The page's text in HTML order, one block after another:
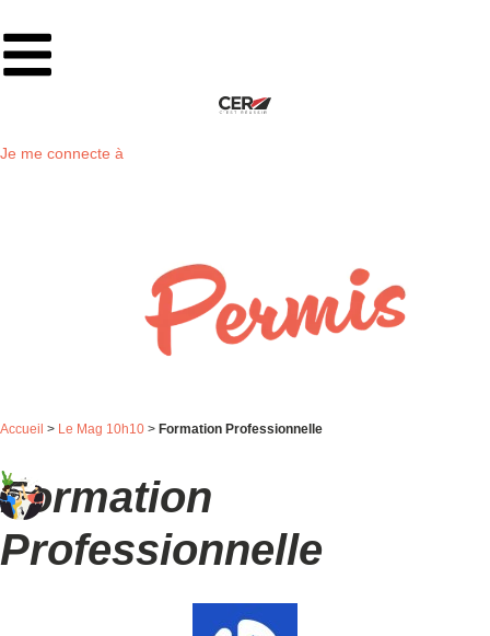
Je me connecte à
Accueil > Le Mag 10h10 > Formation Professionnelle
Formation
Professionnelle